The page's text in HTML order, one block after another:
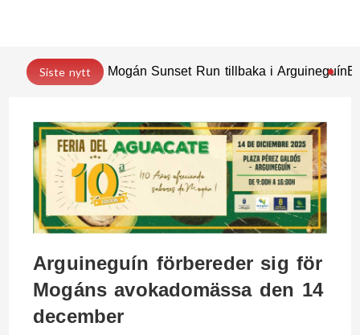
Siste nytt Mogán Sunset Run tillbaka i Arguineguín
Arguineguín förbereder sig för
Mogáns avokadomässa den 14
december